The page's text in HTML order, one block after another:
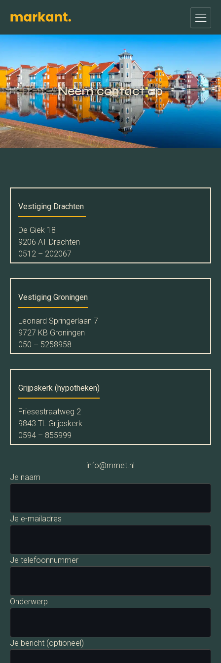
Neem contact op
Vestiging Drachten
De Giek 18
9206 AT Drachten
0512 – 202067
Vestiging Groningen
Leonard Springerlaan 7
9727 KB Groningen
050 – 5258958
Grijpskerk (hypotheken)
Friesestraatweg 2
9843 TL Grijpskerk
0594 – 855999
info@mmet.nl
Je naam
Je e-mailadres
Je telefoonnummer
Onderwerp
Je bericht (optioneel)